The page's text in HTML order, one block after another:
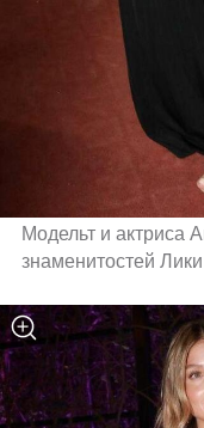
Модельт и актриса
знаменитостей